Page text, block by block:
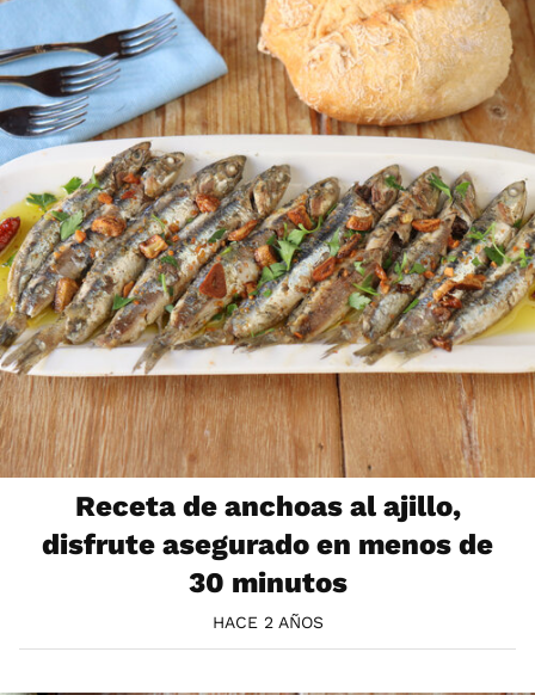
Receta de anchoas al ajillo,
disfrute asegurado en menos de
30 minutos
HACE 2 AÑOS